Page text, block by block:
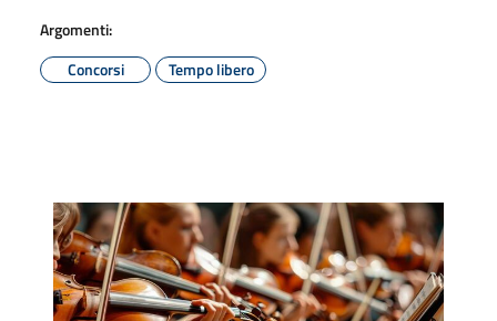
Argomenti:
Concorsi
Tempo libero